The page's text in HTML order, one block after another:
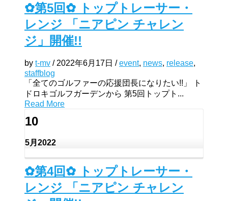
✿第5回✿ トップトレーサー・
レンジ 「ニアピン チャレン
ジ」開催!!
by t-mv / 2022年6月17日 / event, news, release,
staffblog
「全てのゴルファーの応援団長になりたい!!」 ト
ドロキゴルフガーデンから 第5回トップト...
Read More
10
5月 2022
✿第4回✿ トップトレーサー・
レンジ 「ニアピン チャレン